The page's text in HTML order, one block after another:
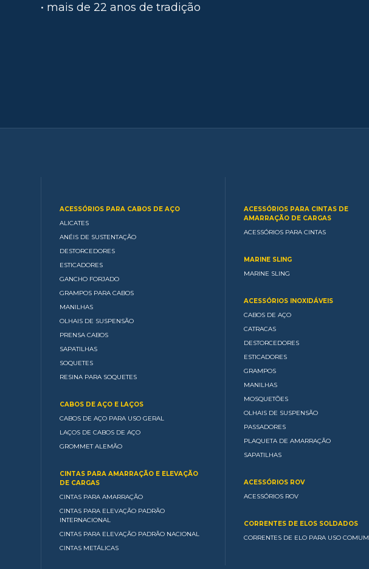
• mais de 22 anos de tradição
ACESSÓRIOS PARA CABOS DE AÇO
ALICATES
ANÉIS DE SUSTENTAÇÃO
DESTORCEDORES
ESTICADORES
GANCHO FORJADO
GRAMPOS PARA CABOS
MANILHAS
OLHAIS DE SUSPENSÃO
PRENSA CABOS
SAPATILHAS
SOQUETES
RESINA PARA SOQUETES
CABOS DE AÇO E LAÇOS
CABOS DE AÇO PARA USO GERAL
LAÇOS DE CABOS DE AÇO
GROMMET ALEMÃO
CINTAS PARA AMARRAÇÃO E ELEVAÇÃO
DE CARGAS
CINTAS PARA AMARRAÇÃO
CINTAS PARA ELEVAÇÃO PADRÃO
INTERNACIONAL
CINTAS PARA ELEVAÇÃO PADRÃO NACIONAL
CINTAS METÁLICAS
ACESSÓRIOS PARA CINTAS DE
AMARRAÇÃO DE CARGAS
ACESSÓRIOS PARA CINTAS
MARINE SLING
MARINE SLING
ACESSÓRIOS INOXIDÁVEIS
CABOS DE AÇO
CATRACAS
DESTORCEDORES
ESTICADORES
GRAMPOS
MANILHAS
MOSQUETÕES
OLHAIS DE SUSPENSÃO
PASSADORES
PLAQUETA DE AMARRAÇÃO
SAPATILHAS
ACESSÓRIOS ROV
ACESSÓRIOS ROV
CORRENTES DE ELOS SOLDADOS
CORRENTES DE ELO PARA USO COMUM